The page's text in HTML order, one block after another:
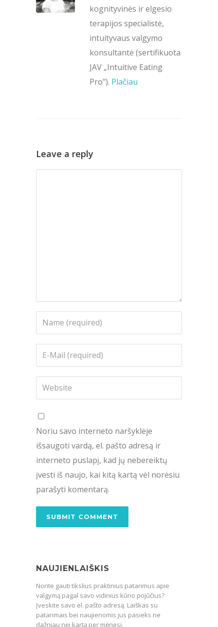
kognityvinės ir elgesio
terapijos specialistė,
intuityvaus valgymo
konsultantė (sertifikuota
JAV „Intuitive Eating
Pro"). Plačiau
Leave a reply
Noriu savo interneto naršyklėje
išsaugoti vardą, el. pašto adresą ir
interneto puslapį, kad jų nebereiktų
įvesti iš naujo, kai kitą kartą vėl norėsiu
parašyti komentarą.
NAUJIENLAIŠKIS
Norite gauti tikslius praktinius patarimus apie
valgymą pagal savo vidinius kūno pojūčius?
Įveskite savo el. pašto adresą. Laiškas su
patarimais bei naujienomis jus pasieks ne
dažniau nei kartą per mėnesį.